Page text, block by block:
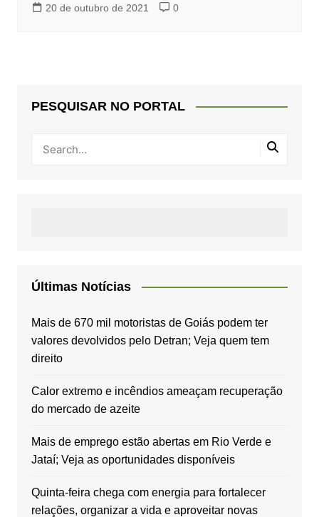
20 de outubro de 2021
0
PESQUISAR NO PORTAL
Últimas Notícias
Mais de 670 mil motoristas de Goiás podem ter
valores devolvidos pelo Detran; Veja quem tem
direito
Calor extremo e incêndios ameaçam recuperação
do mercado de azeite
Mais de emprego estão abertas em Rio Verde e
Jataí; Veja as oportunidades disponíveis
Quinta-feira chega com energia para fortalecer
relações, organizar a vida e aproveitar novas